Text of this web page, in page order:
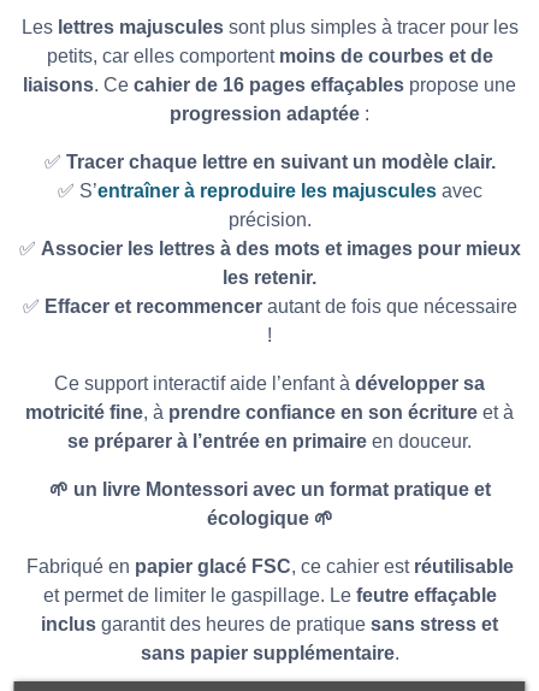
Les lettres majusculessont plus simples à tracer pour les
petits, car elles comportent moins de courbes et de
liaisons. Ce cahier de 16 pages effaçables propose une
progression adaptée :
✅ Tracer chaque lettre en suivant un modèle clair.
✅ S’entraîner à reproduire les majuscules avec
précision.
✅ Associer les lettres à des mots et images pour mieux
les retenir.
✅ Effacer et recommencerautant de fois que nécessaire
!
Ce support interactif aide l’enfant à développer sa
motricité fine, à prendre confiance en son écriture et à
se préparer à l’entrée en primaire en douceur.
🌱 un livre Montessori avec un format pratique et
écologique 🌱
Fabriqué en papier glacé FSC, ce cahier est réutilisable
et permet de limiter le gaspillage. Le feutre effaçable
inclus garantit des heures de pratique sans stress et
sans papier supplémentaire.